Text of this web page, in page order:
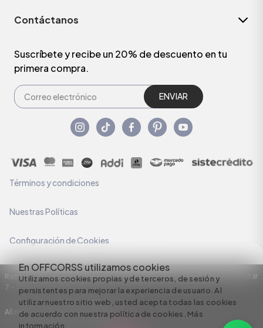
En OFFCORSS utilizamos cookies
Utilizamos cookies propias y de terceros, de sesión y
persistentes para mejorar la experiencia de usuario. Al
utilizar nuestro sitio web, usted acepta todas las cookies
de acuerdo con nuestra política de cookies. Más
información
Contáctanos
Suscríbete y recibe un 20% de descuento en tu
primera compra.
ENVIAR
Términos y condiciones
Nuestras Políticas
Configuración de Cookies
Razón Social: C.I HERMECO S.A. NIT: 890924167-6 Dirección: Carrera 50 #
7 – 35
All rights reserved empowered by